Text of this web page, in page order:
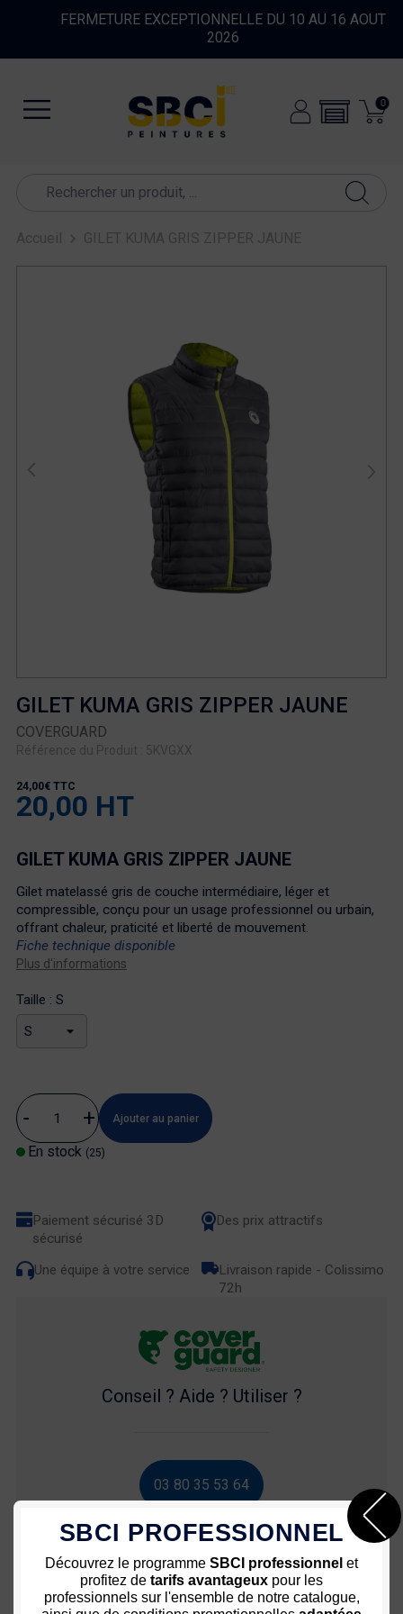
FERMETURE EXCEPTIONNELLE DU 10 AU 16 AOUT
2026
0
Accueil GILET KUMA GRIS ZIPPER JAUNE
Description
GILET KUMA GRIS ZIPPER JAUNE
COVERGUARD
Référence du Produit : 5KVGXX
20,00 HT
24,00€ TTC
GILET KUMA GRIS ZIPPER JAUNE
Gilet matelassé gris de couche intermédiaire, léger et
compressible, conçu pour un usage professionnel ou urbain,
offrant chaleur, praticité et liberté de mouvement.
Fiche technique disponible
Plus d'informations
Taille : S
Ajouter au panier
En stock (25)
Paiement sécurisé 3D
sécurisé
Des prix attractifs
Une équipe à votre service
Livraison rapide - Colissimo
72h
Conseil ? Aide ? Utiliser ?
03 80 35 53 64
SBCI PROFESSIONNEL
Découvrez le programme SBCI professionnel et
profitez de tarifs avantageux pour les
professionnels sur l'ensemble de notre catalogue,